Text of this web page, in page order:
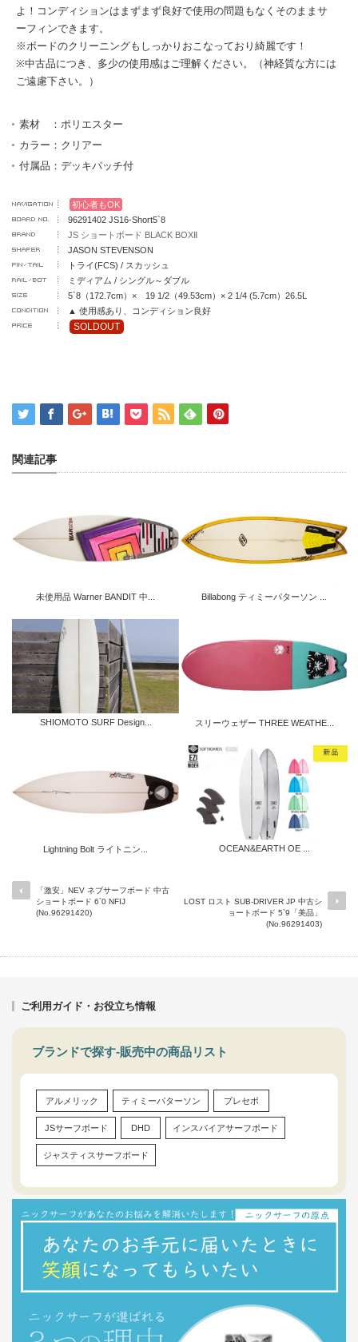
よ！コンディションはまずまず良好で使用の問題もなくそのままサ
ーフィンできます。
※ボードのクリーニングもしっかりおこなっており綺麗です！
※中古品につき、多少の使用感はご理解ください。（神経質な方には
ご遠慮下さい。）
素材 ：ポリエスター
カラー：クリアー
付属品：デッキパッチ付
初心者もOK
96291402 JS16-Short5`8
JS ショートボード BLACK BOXⅡ
JASON STEVENSON
トライ(FCS) / スカッシュ
ミディアム / シングル～ダブル
5`8（172.7cm）× 19 1/2（49.53cm）× 2 1/4 (5.7cm）26.5L
▲ 使用感あり、コンディション良好
SOLDOUT
関連記事
未使用品 Warner BANDIT 中... Billabong ティミーパターソン ...
SHIOMOTO SURF Design... スリーウェザー THREE WEATHE...
Lightning Bolt ライトニン... OCEAN&EARTH OE ...
「激安」NEV ネブサーフボード 中古
ショートボード 6`0 NFIJ
(No.96291420)
LOST ロスト SUB-DRIVER JP 中古シ
ョートボード 5`9「美品」
(No.96291403)
ご利用ガイド・お役立ち情報
ブランドで探す-販売中の商品リスト
アルメリック ティミーパターソン プレセボ
JSサーフボード DHD インスパイアサーフボード
ジャスティスサーフボード